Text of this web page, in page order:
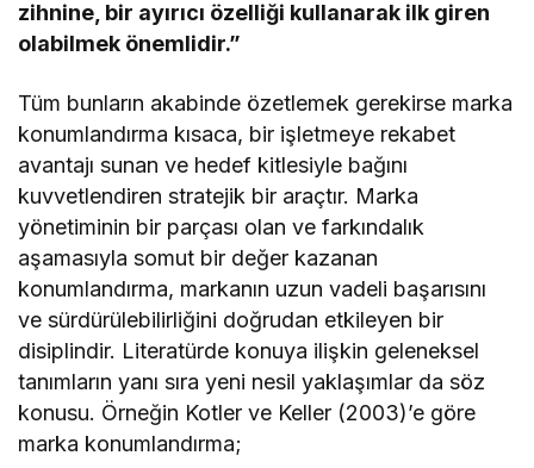
zihnine, bir ayırıcı özelliği kullanarak ilk giren
olabilmek önemlidir.”
Tüm bunların akabinde özetlemek gerekirse marka
konumlandırma kısaca, bir işletmeye rekabet
avantajı sunan ve hedef kitlesiyle bağını
kuvvetlendiren stratejik bir araçtır. Marka
yönetiminin bir parçası olan ve farkındalık
aşamasıyla somut bir değer kazanan
konumlandırma, markanın uzun vadeli başarısını
ve sürdürülebilirliğini doğrudan etkileyen bir
disiplindir. Literatürde konuya ilişkin geleneksel
tanımların yanı sıra yeni nesil yaklaşımlar da söz
konusu. Örneğin Kotler ve Keller (2003)’e göre
marka konumlandırma;